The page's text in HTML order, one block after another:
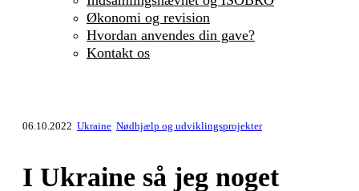
Økonomi og revision
Hvordan anvendes din gave?
Kontakt os
06.10.2022 Ukraine Nødhjælp og udviklingsprojekter
I Ukraine så jeg noget